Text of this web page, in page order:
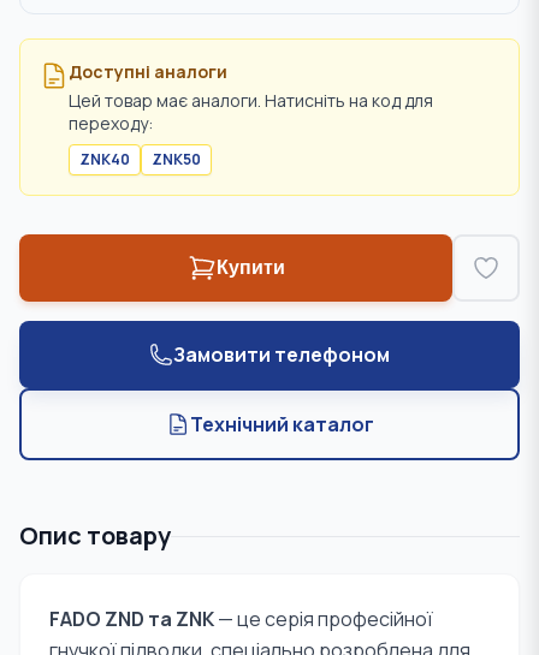
Доступні аналоги
Цей товар має аналоги. Натисніть на код для
переходу:
ZNK40 ZNK50
Купити
Замовити телефоном
Технічний каталог
Опис товару
FADO ZND та ZNK— це серія професійної